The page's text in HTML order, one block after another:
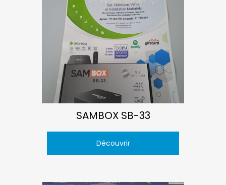
SAMBOX SB-33
Découvrir